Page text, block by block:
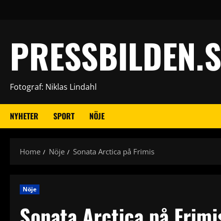
Fotograf: Niklas Lindahl
NYHETER SPORT NÖJE
Home Nöje Sonata Arctica på Frimis
Nöje